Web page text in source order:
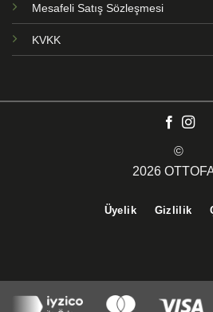
Mesafeli Satış Sözleşmesi
KVKK
©
2026
Üyelik Gizlilik